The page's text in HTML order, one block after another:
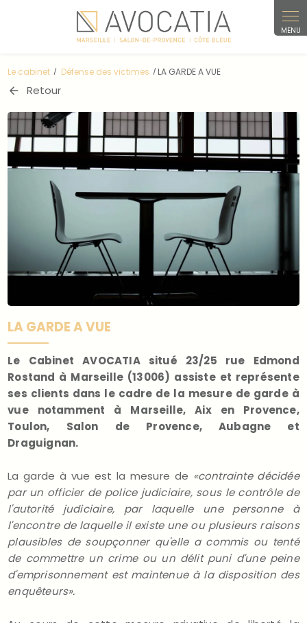
Le cabinet Défense des victimes LA GARDE A VUE
Retour
LA GARDE A VUE
Le Cabinet AVOCATIA situé 23/25 rue Edmond
Rostand à Marseille (13006) assiste et représente
ses clients dans le cadre de la mesure de garde à
vue notamment à Marseille, Aix en Provence,
Toulon, Salon de Provence, Aubagne et
Draguignan.
La garde à vue est la mesure de «contrainte décidée
par un officier de police judiciaire, sous le contrôle de
l'autorité judiciaire, par laquelle une personne à
l'encontre de laquelle il existe une ou plusieurs raisons
plausibles de soupçonner qu'elle a commis ou tenté
de commettre un crime ou un délit puni d'une peine
d'emprisonnement est maintenue à la disposition des
enquêteurs».